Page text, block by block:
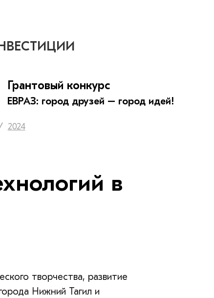
Грантовый конкурс
ЕВРАЗ: город друзей – город идей!
2024
в
творчества, развитие
Нижний Тагил и